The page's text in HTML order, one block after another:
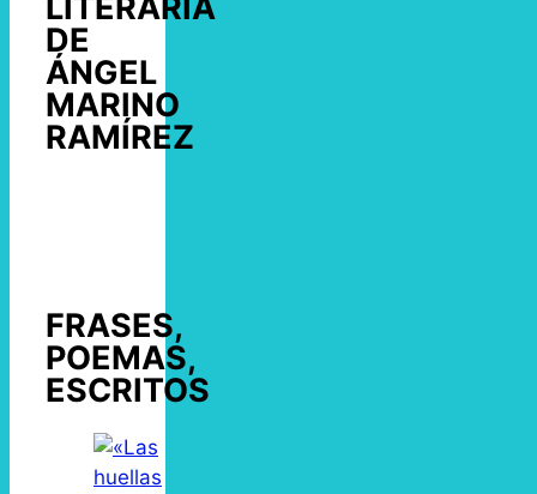
DE
ÁNGEL
MARINO
RAMÍREZ
FRASES,
POEMAS,
ESCRITOS